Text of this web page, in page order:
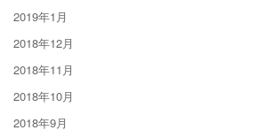
2019年1月
2018年12月
2018年11月
2018年10月
2018年9月